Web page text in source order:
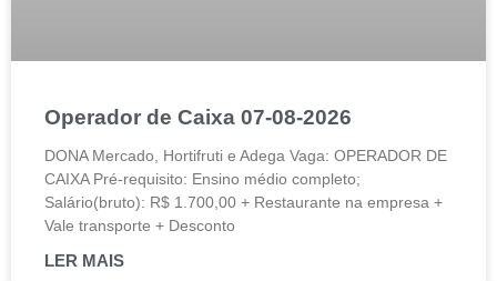
Operador de Caixa 07-08-2026
DONA Mercado, Hortifruti e Adega Vaga: OPERADOR DE
CAIXA Pré-requisito: Ensino médio completo;
Salário(bruto): R$ 1.700,00 + Restaurante na empresa +
Vale transporte + Desconto
LER MAIS